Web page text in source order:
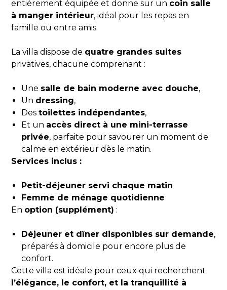
entièrement équipée et donne sur un coin salle
à manger intérieur, idéal pour les repas en
famille ou entre amis.
La villa dispose de quatre grandes suites
privatives, chacune comprenant :
Une salle de bain moderne avec douche,
Un dressing,
Destoilettes indépendantes,
Et un accès direct à une mini-terrasse
privée, parfaite pour savourer un moment de
calme en extérieur dès le matin.
Services inclus :
Petit-déjeuner servi chaque matin
Femme de ménage quotidienne
En option (supplément) :
Déjeuner et dîner disponibles sur demande,
préparés à domicile pour encore plus de
confort.
Cette villa est idéale pour ceux qui recherchent
l’élégance, le confort, et la tranquillité à